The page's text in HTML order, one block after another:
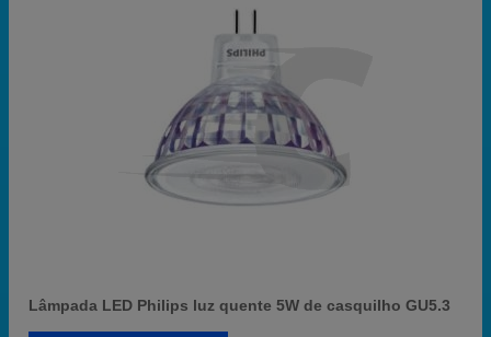
Lâmpada LED Philips luz quente 5W de casquilho GU5.3